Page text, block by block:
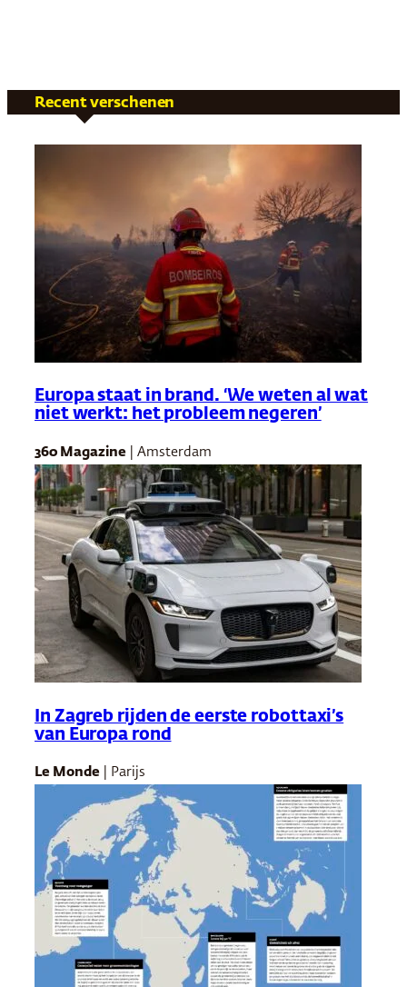
Recent verschenen
Europa staat in brand. ‘We weten al wat
niet werkt: het probleem negeren’
360 Magazine | Amsterdam
In Zagreb rijden de eerste robottaxi’s
van Europa rond
Le Monde | Parijs